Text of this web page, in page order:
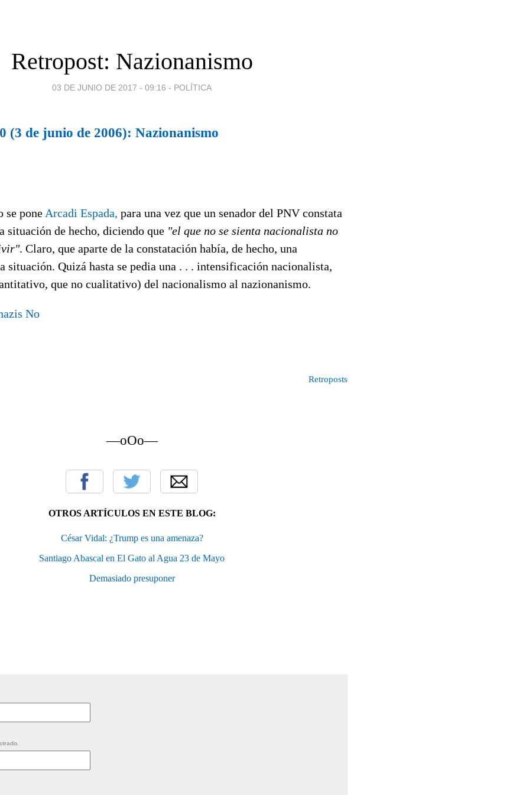
Retropost: Nazionanismo
03 DE JUNIO DE 2017 - 09:16 - POLÍTICA
(3 de junio de 2006): Nazionanismo
se pone Arcadi Espada, para una vez que un senador del PNV constata
situación de hecho, diciendo que "el que no se sienta nacionalista no
. Claro, que aparte de la constatación había, de hecho, una
situación. Quizá hasta se pedia una . . . intensificación nacionalista,
que no cualitativo) del nacionalismo al nazionanismo.
No
Retroposts
—oOo—
OTROS ARTÍCULOS EN ESTE BLOG:
César Vidal: ¿Trump es una amenaza?
Santiago Abascal en El Gato al Agua 23 de Mayo
Demasiado presuponer